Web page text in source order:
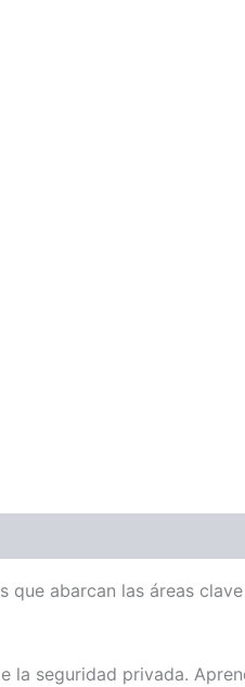
abarcan las áreas
la seguridad privada.